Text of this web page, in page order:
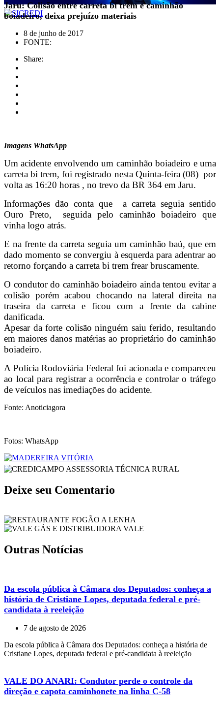
Jaru: Colisão entre carreta bi trem e caminhão
boiadeiro, deixa prejuízo materiais
8 de junho de 2017
FONTE:
Share:
Imagens WhatsApp
Um acidente envolvendo um caminhão boiadeiro e uma
carreta bi trem, foi registrado nesta Quinta-feira (08) por
volta as 16:20 horas , no trevo da BR 364 em Jaru.
Informações dão conta que a carreta seguia sentido
Ouro Preto, seguida pelo caminhão boiadeiro que
vinha logo atrás.
E na frente da carreta seguia um caminhão baú, que em
dado momento se convergiu à esquerda para adentrar ao
retorno forçando a carreta bi trem frear bruscamente.
O condutor do caminhão boiadeiro ainda tentou evitar a
colisão porém acabou chocando na lateral direita na
traseira da carreta e ficou com a frente da cabine
danificada.
Apesar da forte colisão ninguém saiu ferido, resultando
em maiores danos matérias ao proprietário do caminhão
boiadeiro.
A Polícia Rodoviária Federal foi acionada e compareceu
ao local para registrar a ocorrência e controlar o tráfego
de veículos nas imediações do acidente.
Fonte: Anoticiagora
Fotos: WhatsApp
Deixe seu Comentario
Outras Notícias
Da escola pública à Câmara dos Deputados: conheça a
história de Cristiane Lopes, deputada federal e pré-
candidata à reeleição
7 de agosto de 2026
Da escola pública à Câmara dos Deputados: conheça a história de
Cristiane Lopes, deputada federal e pré-candidata à reeleição
VALE DO ANARI: Condutor perde o controle da
direção e capota caminhonete na linha C-58